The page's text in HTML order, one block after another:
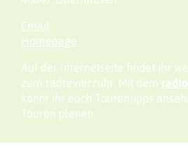
Email
Homepage
Auf der Internetseite findet ihr
zum radrevier.ruhr. Mit dem
könnt ihr euch Tourentipps
Touren planen.